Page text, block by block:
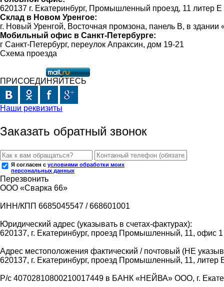
620137 г. Екатеринбург, Промышленный проезд, 11 литер Е
Склад в Новом Уренгое:
г. Новый Уренгой, Восточная промзона, панель В, в
Мобильный офис в Санкт-Петербурге:
г Санкт-Петербург, переулок Апраксин, дом 19-21
Схема проезда
ПРИСОЕДИНЯЙТЕСЬ
Наши реквизиты
Заказать обратный звонок
Я согласен с условиями обработки моих
персональных данных
Перезвонить
ООО «Сварка 66»
ИНН/КПП 6685045547 / 668601001
Юридический адрес (указывать в счетах-фактурах):
620137, г. Екатеринбург, проезд Промышленный, 11, офис 1
Адрес местоположения фактический / почтовый (НЕ
620137, г. Екатеринбург, проезд Промышленный, 11, литер
Р/с 40702810800210017449 в БАНК «НЕЙВА» ООО, г.